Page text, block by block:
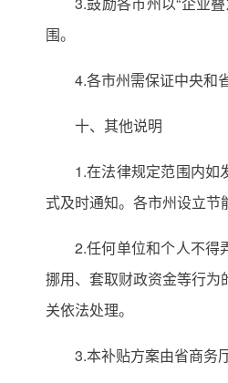
围。
4.各市州需保证中央和
十、其他说明
1.在法律规定范围内如
式及时通知。各市州设立
2.任何单位和个人不得
挪用、套取财政资金等行
关依法处理。
3.本补贴方案由省商务